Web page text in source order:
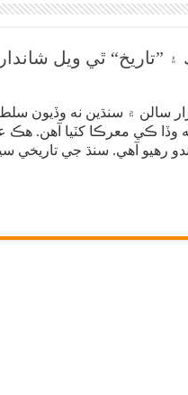
”تاريخ“ ٿي ويل
سالن ۾ سنڌين نه وڏيون
وڏا ڪي معرڪا کٽيا آهن.
رهيو آهي. سنڌ جي تاريخي